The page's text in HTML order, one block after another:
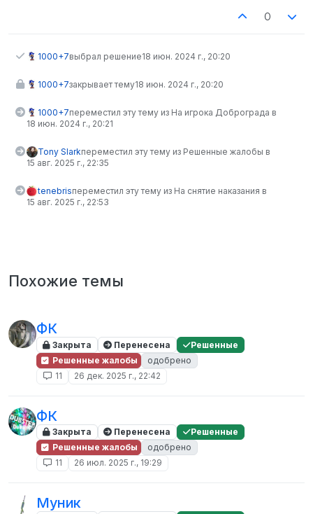
0
1000+7выбрал решение18 июн. 2024 г., 20:20
1000+7закрывает тему18 июн. 2024 г., 20:20
1000+7переместил эту тему из На игрока Доброграда в
18 июн. 2024 г., 20:21
Tony Slarkпереместил эту тему из Решенные жалобы в
15 авг. 2025 г., 22:35
tenebrisпереместил эту тему из На снятие наказания в
15 авг. 2025 г., 22:53
Похожие темы
ФК
Закрыта Перенесена
Решенные
Решенные жалобы
одобрено
11
26 дек. 2025 г., 22:42
ФК
Закрыта Перенесена
Решенные
Решенные жалобы
одобрено
11
26 июл. 2025 г., 19:29
Муник